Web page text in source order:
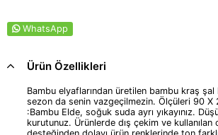
WhatsApp
Ürün Özellikleri
Bambu elyaflarından üretilen bambu kraş
sezon da senin vazgeçilmezin. Ölçüleri 90 X
:Bambu Elde, soğuk suda ayrı yıkayınız.
kurutunuz. Ürünlerde dış çekim ve kullanılan